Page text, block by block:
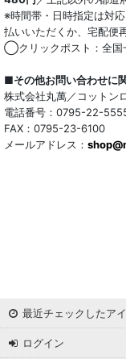
キュプラ/レーヨン混
シルク混
ウール混
トリアセテート混
サッカー/クレープ
マドラスチェック
ドビー
※時間帯・日時指定は対
払いいただくか、宅配便
◯クリックポスト：全国
■その他お問い合わせに
株式会社丸萬／コットン
電話番号：0795-22-
FAX：0795-23-6100
メールアドレス：
最近チェックしたア
ログイン